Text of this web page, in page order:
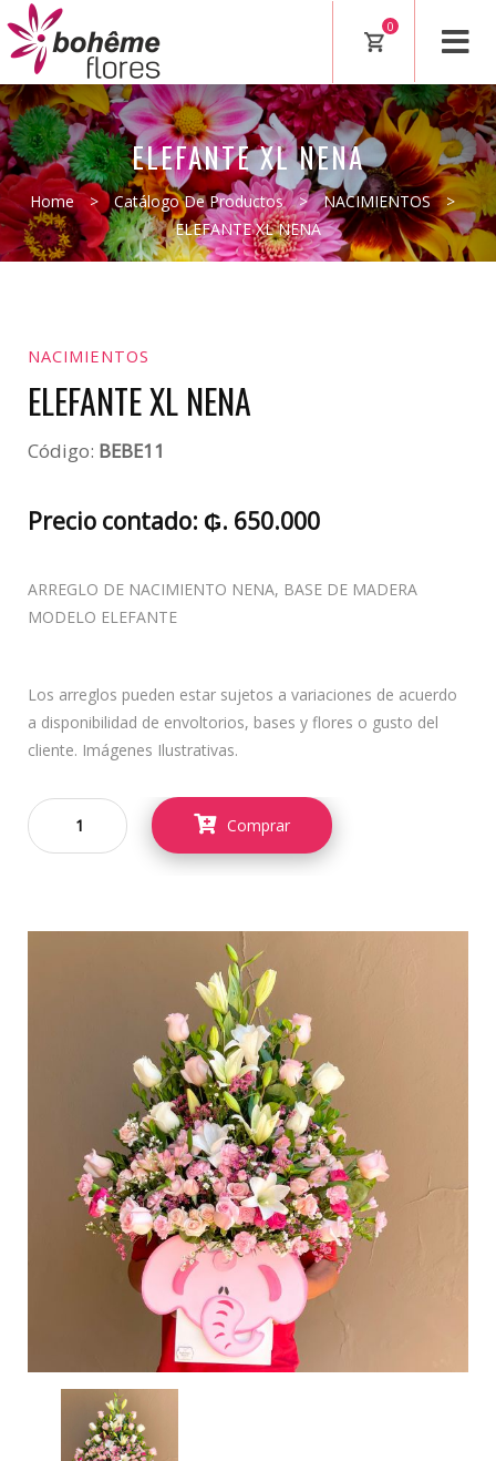
0
ELEFANTE XL NENA
Home > Catálogo De Productos > NACIMIENTOS
>
ELEFANTE XL NENA
NACIMIENTOS
ELEFANTE XL NENA
Código: BEBE11
Precio contado: ₲. 650.000
ARREGLO DE NACIMIENTO NENA, BASE DE MADERA
MODELO ELEFANTE
Los arreglos pueden estar sujetos a variaciones de acuerdo
a disponibilidad de envoltorios, bases y flores o gusto del
cliente. Imágenes Ilustrativas.
Comprar